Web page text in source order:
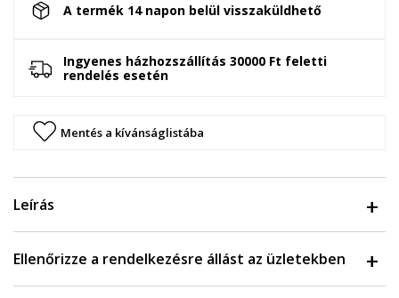
A termék 14 napon belül visszaküldhető
Ingyenes házhozszállítás 30000 Ft feletti
rendelés esetén
Mentés a kívánságlistába
Leírás
Ellenőrizze a rendelkezésre állást az üzletekben